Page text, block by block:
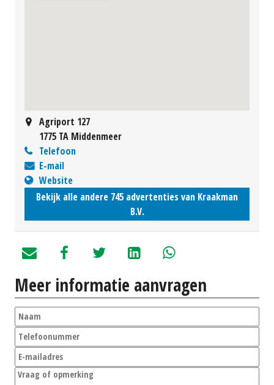
Agriport 127
1775 TA Middenmeer
Telefoon
E-mail
Website
Bekijk alle andere 745 advertenties van Kraakman
B.V.
Meer informatie aanvragen